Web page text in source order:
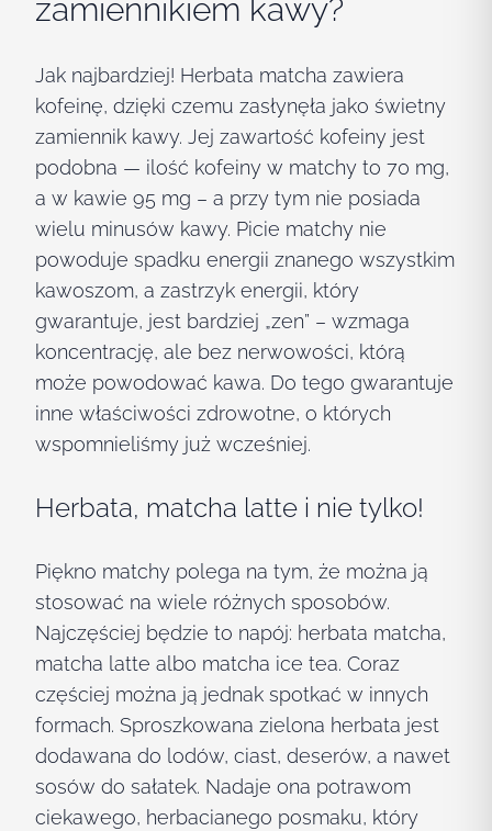
zamiennikiem kawy?
Jak najbardziej! Herbata matcha zawiera
kofeinę, dzięki czemu zasłynęła jako świetny
zamiennik kawy. Jej zawartość kofeiny jest
podobna — ilość kofeiny w matchy to 70 mg,
a w kawie 95 mg – a przy tym nie posiada
wielu minusów kawy. Picie matchy nie
powoduje spadku energii znanego wszystkim
kawoszom, a zastrzyk energii, który
gwarantuje, jest bardziej „zen” – wzmaga
koncentrację, ale bez nerwowości, którą
może powodować kawa. Do tego gwarantuje
inne właściwości zdrowotne, o których
wspomnieliśmy już wcześniej.
Herbata, matcha latte i nie tylko!
Piękno matchy polega na tym, że można ją
stosować na wiele różnych sposobów.
Najczęściej będzie to napój: herbata matcha,
matcha latte albo matcha ice tea. Coraz
częściej można ją jednak spotkać w innych
formach. Sproszkowana zielona herbata jest
dodawana do lodów, ciast, deserów, a nawet
sosów do sałatek. Nadaje ona potrawom
ciekawego, herbacianego posmaku, który